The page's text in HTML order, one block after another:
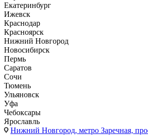
Екатеринбург
Ижевск
Краснодар
Красноярск
Нижний Новгород
Новосибирск
Пермь
Саратов
Сочи
Тюмень
Ульяновск
Уфа
Чебоксары
Ярославль
Нижний Новгород, метро Заречная,